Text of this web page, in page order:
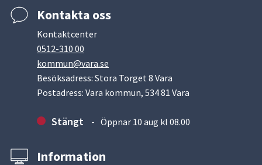
Kontakta oss
Kontaktcenter
0512-310 00
kommun@vara.se
Besöksadress: Stora Torget 8 Vara
Postadress: Vara kommun, 534 81 Vara
Stängt Öppnar 10 aug kl 08.00
Information